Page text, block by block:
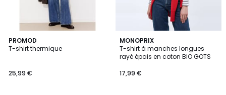
PROMOD
T-shirt thermique
25,99 €
2
Couleurs
MONOPRIX
T-shirt à manches longues
rayé épais en coton BIO GOTS
17,99 €
3
Couleurs